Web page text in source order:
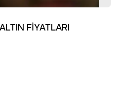
FİYATLARI